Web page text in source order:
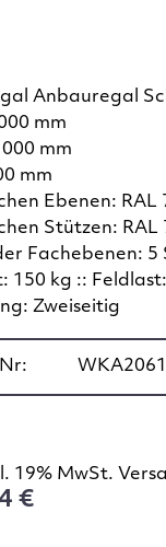
Anbauregal
mm
mm
mm
Ebenen: RAL
Stützen: RAL
Fachebenen: 5
150 kg ::
Zweiseitig
19% MwSt.
€